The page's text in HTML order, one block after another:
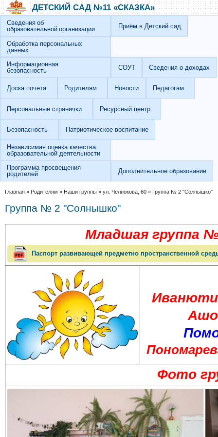
Перейти к основному содержанию
Skip to searchДЕТСКИЙ САД №11 «СКАЗКА»
Сведения об
образовательной организации
Приём в Детский сад
Обработка персональных
данных
Информационная
безопасность
СОУТ Сведения о доходах
Доска почета Родителям Новости Педагогам
Персональные странички Ресурсный центр
Безопасность Патриотическое воспитание
Независимая оценка качества
образовательной деятельности
Программа просвещения
родителей
Дополнительное образование
Вы здесь
Главная » Родителям » Наши группы » ул. Челнокова, 60 » Группа № 2 "Солнышко"
Группа № 2 "Солнышко"
Младшая группа
Паспорт развивающей предметно пространственной
Фото